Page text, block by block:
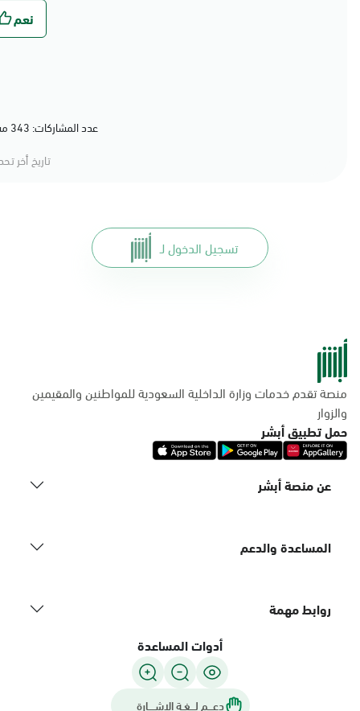
عدد المشاركات: 343 مشاركة (79%) أعجبهم المحتوى
تاريخ أخر
تسجيل الدخول لـ
منصة تقدم خدمات وزارة الداخلية السعودية للمواطنين والمقيمين
والزوار
حمل تطبيق أبشر
عن منصة أبشر
المساعدة والدعم
روابط مهمة
أدوات المساعدة
دعـــم لـــغـة الاشــــارة